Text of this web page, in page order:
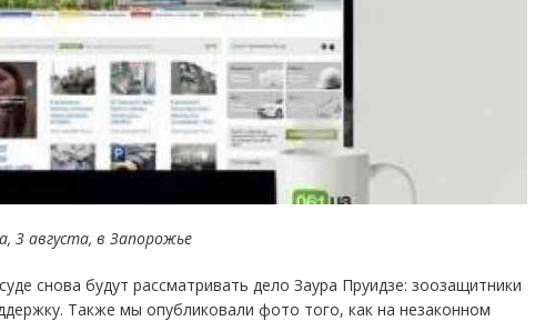
3 августа, в Запорожье
снова будут рассматривать дело Заура Пруидзе: зоозащитники
Также мы опубликовали фото того, как на незаконном